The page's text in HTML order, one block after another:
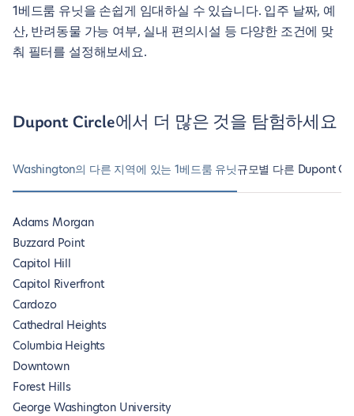
1베드룸 유닛을 손쉽게 임대하실 수 있습니다. 입주 날짜, 예
산, 반려동물 가능 여부, 실내 편의시설 등 다양한 조건에 맞
춰 필터를 설정해보세요.
Dupont Circle에서 더 많은 것을 탐험하세요
Washington의 다른 지역에 있는 1베드룸 유닛규모별 다른 Dupont
Adams Morgan
Buzzard Point
Capitol Hill
Capitol Riverfront
Cardozo
Cathedral Heights
Columbia Heights
Downtown
Forest Hills
George Washington University